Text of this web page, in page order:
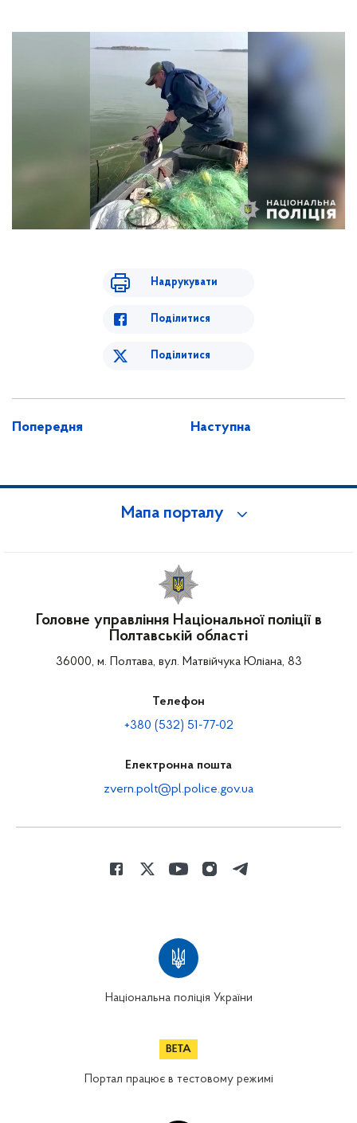
Надрукувати
Поділитися
Поділитися
Попередня Наступна
Мапа порталу
Головне управління Національної поліції в
Полтавській області
36000, м. Полтава, вул. Матвійчука Юліана, 83
Телефон
+380 (532) 51-77-02
Електронна пошта
zvern.polt@pl.police.gov.ua
Національна поліція України
Портал працює в тестовому режимі